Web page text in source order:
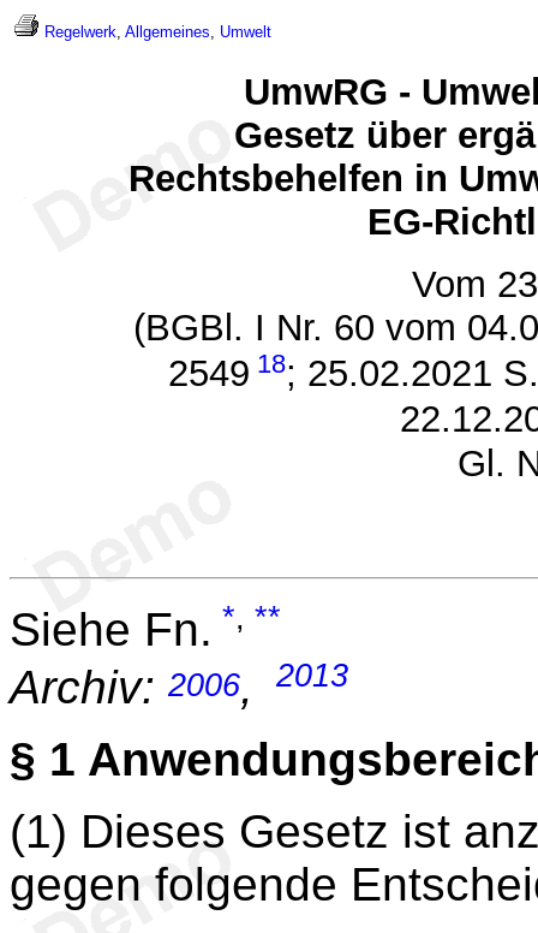
Regelwerk, Allgemeines, Umwelt
UmwRG -
Gesetz über
Rechtsbehelfen in
EG-
Vom
(BGBl. I Nr. 60 vom
2549 18; 25.02.2021
Gl.
Siehe Fn. *, **
Archiv: 2006, 2013
§ 1
(1) Dieses Gesetz ist
gegen folgende